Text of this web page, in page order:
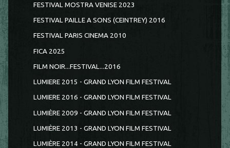
FESTIVAL MOSTRA VENISE 2023
FESTIVAL PAILLE A SONS (CEINTREY) 2016
FESTIVAL PARIS CINEMA 2010
FICA 2025
FILM NOIR...FESTIVAL...2016
LUMIERE 2015 - GRAND LYON FILM FESTIVAL
LUMIERE 2016 - GRAND LYON FILM FESTIVAL
LUMIÈRE 2009 - GRAND LYON FILM FESTIVAL
LUMIÈRE 2013 - GRAND LYON FILM FESTIVAL
LUMIÈRE 2014 - GRAND LYON FILM FESTIVAL